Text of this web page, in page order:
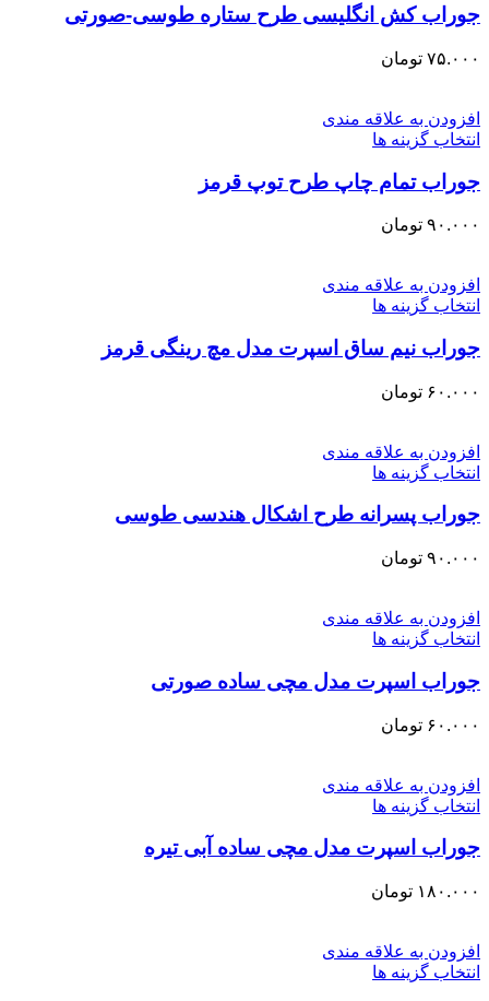
جوراب کش انگلیسی طرح ستاره طوسی-صورتی
۷۵.۰۰۰ تومان
افزودن به علاقه مندی
انتخاب گزینه ها
جوراب تمام چاپ طرح توپ قرمز
۹۰.۰۰۰ تومان
افزودن به علاقه مندی
انتخاب گزینه ها
جوراب نیم ساق اسپرت مدل مچ رینگی قرمز
۶۰.۰۰۰ تومان
افزودن به علاقه مندی
انتخاب گزینه ها
جوراب پسرانه طرح اشکال هندسی طوسی
۹۰.۰۰۰ تومان
افزودن به علاقه مندی
انتخاب گزینه ها
جوراب اسپرت مدل مچی ساده صورتی
۶۰.۰۰۰ تومان
افزودن به علاقه مندی
انتخاب گزینه ها
جوراب اسپرت مدل مچی ساده آبی تیره
۱۸۰.۰۰۰ تومان
افزودن به علاقه مندی
انتخاب گزینه ها